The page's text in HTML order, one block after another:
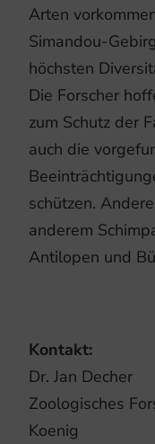
Arten
Simandou-
höchsten
Die Forscher
zum Schutz der
auch die
schützen.
anderem
Antilopen und
Kontakt:
Dr. Jan Decher
Zoologisches
Koenig